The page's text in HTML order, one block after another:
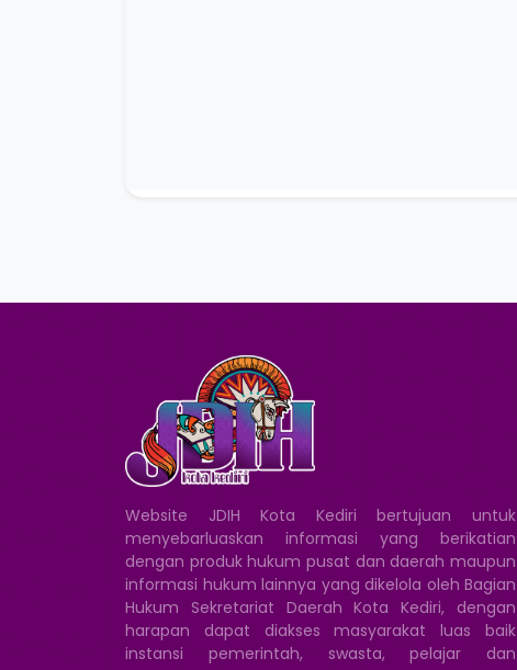
Website JDIH Kota Kediri bertujuan untuk
menyebarluaskan informasi yang berikatian
dengan produk hukum pusat dan daerah maupun
informasi hukum lainnya yang dikelola oleh Bagian
Hukum Sekretariat Daerah Kota Kediri, dengan
harapan dapat diakses masyarakat luas baik
instansi pemerintah, swasta, pelajar dan